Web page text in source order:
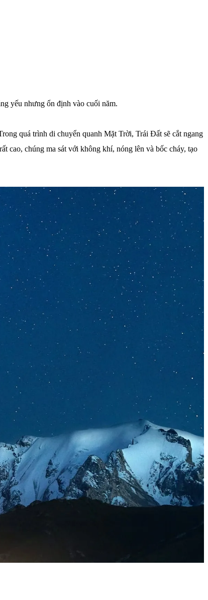
yếu nhưng ổn định vào cuối năm.
quá trình di chuyển quanh Mặt Trời, Trái Đất sẽ cắt ngang
cao, chúng ma sát với không khí, nóng lên và bốc cháy, tạo